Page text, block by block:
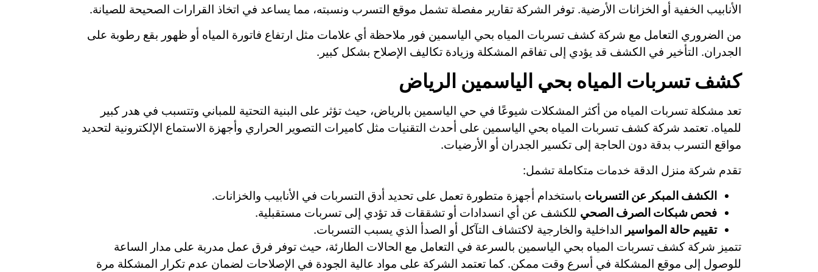
الأنابيب الخفية أو الخزانات الأرضية. توفر الشركة تقارير مفصلة تشمل موقع التسرب ونسبته، مما يساعد في اتخاذ القرارات الصحيحة للصيانة.
من الضروري التعامل مع شركة كشف تسربات المياه بحي الياسمين فور ملاحظة أي علامات مثل ارتفاع فاتورة المياه أو ظهور بقع رطوبة على
الجدران. التأخير في الكشف قد يؤدي إلى تفاقم المشكلة وزيادة تكاليف الإصلاح بشكل كبير.
كشف تسربات المياه بحي الياسمين الرياض
تعد مشكلة تسربات المياه من أكثر المشكلات شيوعًا في حي الياسمين بالرياض، حيث تؤثر على البنية التحتية للمباني وتتسبب في هدر كبير
للمياه. تعتمد شركة كشف تسربات المياه بحي الياسمين على أحدث التقنيات مثل كاميرات التصوير الحراري وأجهزة الاستماع الإلكترونية لتحديد
مواقع التسرب بدقة دون الحاجة إلى تكسير الجدران أو الأرضيات.
تقدم شركة منزل الدقة خدمات متكاملة تشمل:
الكشف المبكر عن التسربات باستخدام أجهزة متطورة تعمل على تحديد أدق التسربات في الأنابيب والخزانات.
فحص شبكات الصرف الصحي للكشف عن أي انسدادات أو تشققات قد تؤدي إلى تسربات مستقبلية.
تقييم حالة المواسير الداخلية والخارجية لاكتشاف التآكل أو الصدأ الذي يسبب التسربات.
تتميز شركة كشف تسربات المياه بحي الياسمين بالسرعة في التعامل مع الحالات الطارئة، حيث توفر فرق عمل مدربة على مدار الساعة
للوصول إلى موقع المشكلة في أسرع وقت ممكن. كما تعتمد الشركة على مواد عالية الجودة في الإصلاحات لضمان عدم تكرار المشكلة مرة